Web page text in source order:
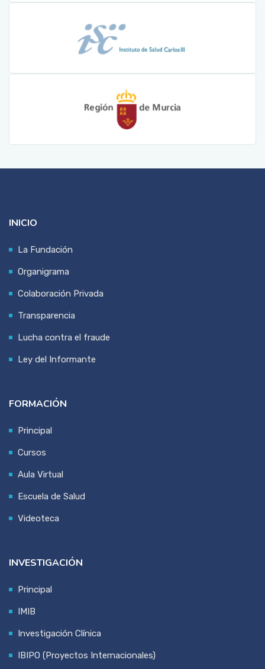
INICIO
La Fundación
Organigrama
Colaboración Privada
Transparencia
Lucha contra el fraude
Ley del Informante
FORMACIÓN
Principal
Cursos
Aula Virtual
Escuela de Salud
Videoteca
INVESTIGACIÓN
Principal
IMIB
Investigación Clínica
IBIPO (Proyectos Internacionales)